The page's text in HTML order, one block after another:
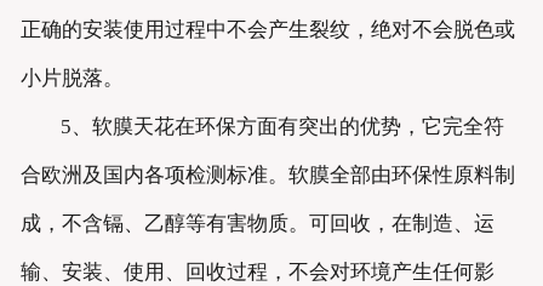
正确的安装使用过程中不会产生裂纹，绝对不会脱色或
小片脱落。
5、软膜天花在环保方面有突出的优势，它完全符
合欧洲及国内各项检测标准。软膜全部由环保性原料制
成，不含镉、乙醇等有害物质。可回收，在制造、运
输、安装、使用、回收过程，不会对环境产生任何影